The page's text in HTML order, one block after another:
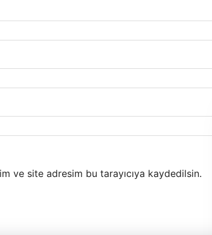
ve site adresim bu tarayıcıya kaydedilsin.